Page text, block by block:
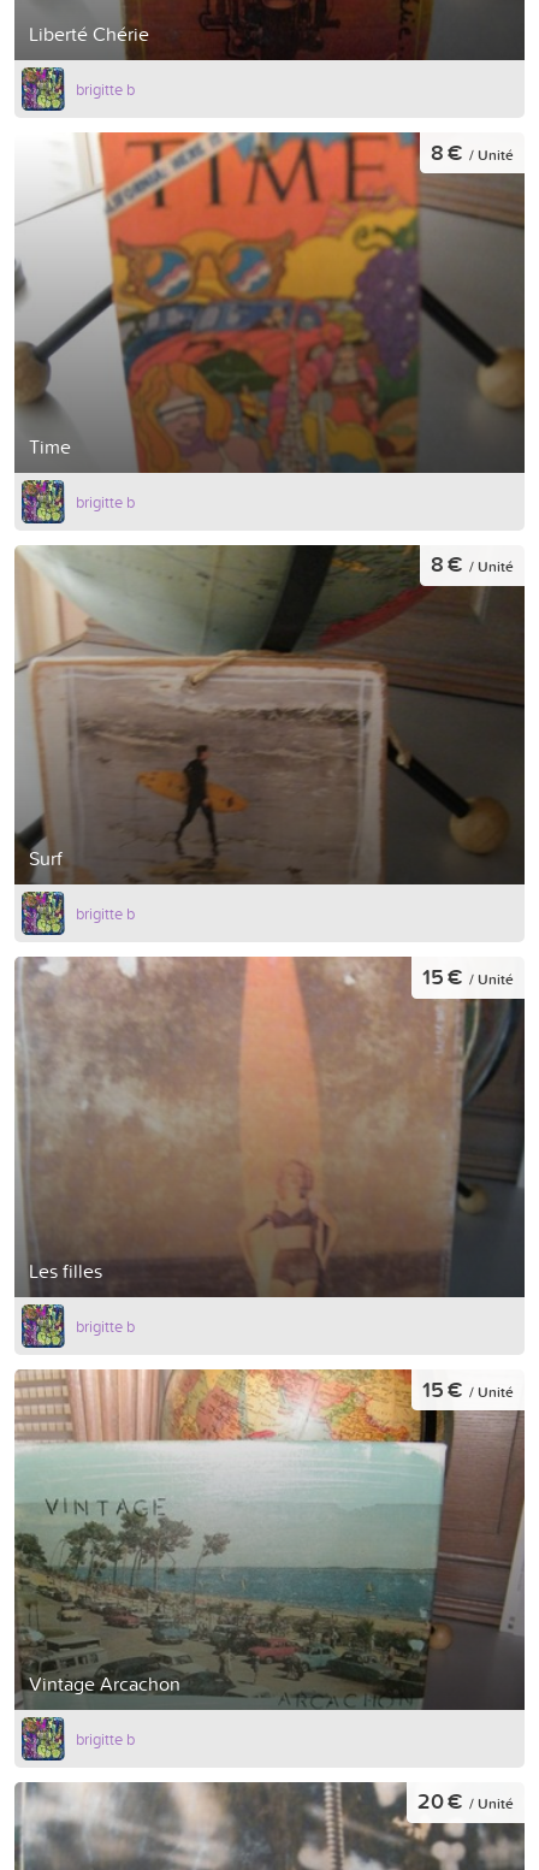
Liberté Chérie
brigitte b
Time
8 € / Unité
brigitte b
Surf
8 € / Unité
brigitte b
Les filles
15 € / Unité
brigitte b
Vintage Arcachon
15 € / Unité
brigitte b
20 € / Unité